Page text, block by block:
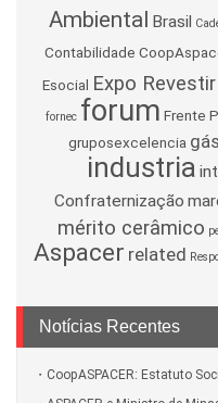
Ambiental Brasil
Contabilidade
Esocial Expo Revestir
fornec forum Frente
gruposexcelencia gás
industria
Confraternização
mérito cerâmico
Aspacer related
Notícias Recentes
CoopASPACER: Estatuto